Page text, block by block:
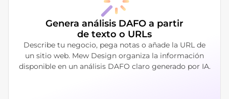
Genera análisis DAFO a partir
de texto o URLs
Describe tu negocio, pega notas o añade la URL de
un sitio web. Mew Design organiza la información
disponible en un análisis DAFO claro generado por IA.